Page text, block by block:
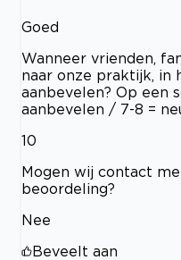
Goed
Wanneer vrienden,
naar onze praktijk, in
aanbevelen? Op een
aanbevelen / 7-8 =
10
Mogen wij contact
beoordeling?
Nee
Beveelt aan